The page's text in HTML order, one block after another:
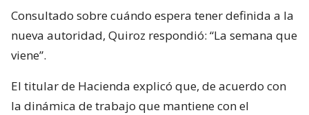
Consultado sobre cuándo espera tener definida a la
nueva autoridad, Quiroz respondió: “La semana que
viene”.
El titular de Hacienda explicó que, de acuerdo con
la dinámica de trabajo que mantiene con el